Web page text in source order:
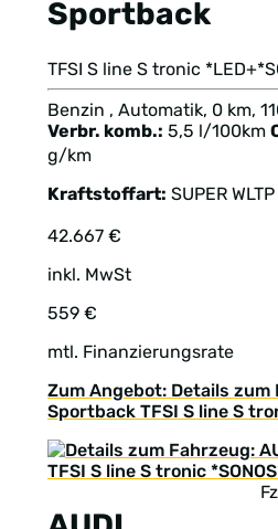
Sportback
TFSI S line S tronic
Benzin , Automatik, 0 km,
Verbr. komb.: 5,5 l/100km
g/km
Kraftstoffart: SUPER WLTP
42.667 €
inkl. MwSt
559 €
mtl. Finanzierungsrate
Zum Angebot: Details zum
Sportback TFSI S line S